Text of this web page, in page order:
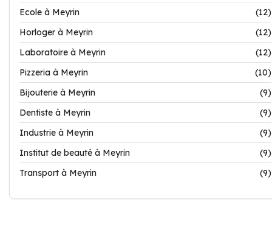
Ecole à Meyrin
(12)
Horloger à Meyrin
(12)
Laboratoire à Meyrin
(12)
Pizzeria à Meyrin
(10)
Bijouterie à Meyrin
(9)
Dentiste à Meyrin
(9)
Industrie à Meyrin
(9)
Institut de beauté à Meyrin
(9)
Transport à Meyrin
(9)